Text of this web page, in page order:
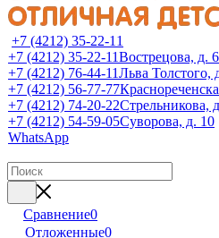
+7 (4212) 35-22-11
+7 (4212) 35-22-11Вострецова, д. 6
+7 (4212) 76-44-11Льва Толстого,
+7 (4212) 56-77-77
+7 (4212) 74-20-22Стрельникова,
+7 (4212) 54-59-05Суворова, д. 10
WhatsApp
Сравнение0
Отложенные0